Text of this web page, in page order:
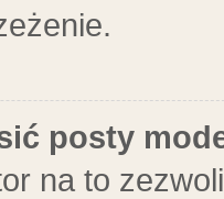
posty
na to